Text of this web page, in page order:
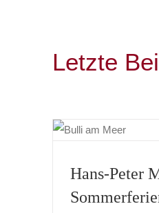
Letzte
Hans-Peter